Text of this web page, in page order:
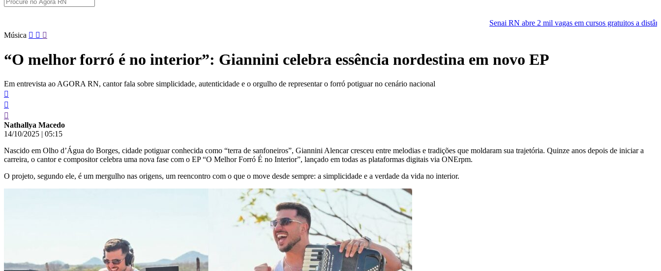
Senai RN abre 2 mil vagas em cursos gratuitos a distância; inscrições já
Pular
conteúdo
Música
“O melhor forró é no interior”: Giannini celebra essência nordestina em novo EP
Em entrevista ao AGORA RN, cantor fala sobre simplicidade, autenticidade e o orgulho de representar o forró potiguar no cenário nacional
Nathallya Macedo
14/10/2025 | 05:15
Nascido em Olho d’Água do Borges, cidade potiguar conhecida como “terra de sanfoneiros”, Giannini Alencar cresceu entre melodias e tradições que moldaram sua trajetória. Quinze anos depois de iniciar a
carreira, o cantor e compositor celebra uma nova fase com o EP “O Melhor Forró É no Interior”, lançado em todas as plataformas digitais via ONErpm.
O projeto, segundo ele, é um mergulho nas origens, um reencontro com o que o move desde sempre: a simplicidade e a verdade da vida no interior.